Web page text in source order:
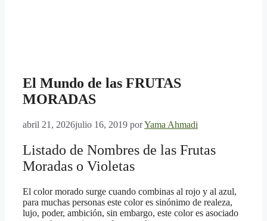
El Mundo de las FRUTAS
MORADAS
abril 21, 2026julio 16, 2019 porYama Ahmadi
Listado de Nombres de las Frutas
Moradas o Violetas
El color morado surge cuando combinas al rojo y al azul,
para muchas personas este color es sinónimo de realeza,
lujo, poder, ambición, sin embargo, este color es asociado